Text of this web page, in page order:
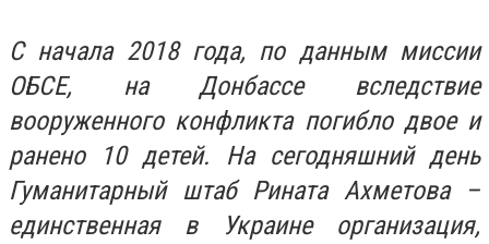
С начала 2018 года, по данным миссии
ОБСЕ, на Донбассе вследствие
вооруженного конфликта погибло двое и
ранено 10 детей. На сегодняшний день
Гуманитарный штаб Рината Ахметова –
единственная в Украине организация,